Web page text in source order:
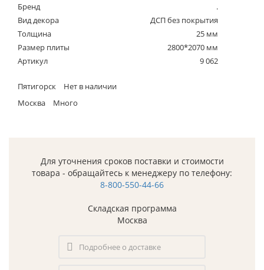
Бренд
.
Вид декора
ДСП без покрытия
Толщина
25 мм
Размер плиты
2800*2070 мм
Артикул
9 062
Пятигорск
Нет в наличии
Москва
Много
Для уточнения сроков поставки и стоимости
товара - обращайтесь к менеджеру по телефону:
8-800-550-44-66
Складская программа
Москва
Подробнее о доставке